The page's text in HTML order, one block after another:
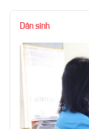
Dân sinh